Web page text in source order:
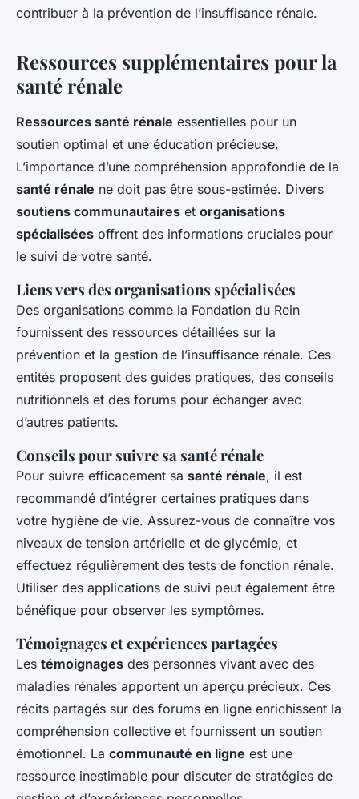
contribuer à la prévention de l’insuffisance rénale.
Ressources supplémentaires pour la
santé rénale
Ressources santé rénale essentielles pour un
soutien optimal et une éducation précieuse.
L’importance d’une compréhension approfondie de la
santé rénale ne doit pas être sous-estimée. Divers
soutiens communautaires et organisations
spécialisées offrent des informations cruciales pour
le suivi de votre santé.
Liens vers des organisations spécialisées
Des organisations comme la Fondation du Rein
fournissent des ressources détaillées sur la
prévention et la gestion de l’insuffisance rénale. Ces
entités proposent des guides pratiques, des conseils
nutritionnels et des forums pour échanger avec
d’autres patients.
Conseils pour suivre sa santé rénale
Pour suivre efficacement sa santé rénale, il est
recommandé d’intégrer certaines pratiques dans
votre hygiène de vie. Assurez-vous de connaître vos
niveaux de tension artérielle et de glycémie, et
effectuez régulièrement des tests de fonction rénale.
Utiliser des applications de suivi peut également être
bénéfique pour observer les symptômes.
Témoignages et expériences partagées
Les témoignages des personnes vivant avec des
maladies rénales apportent un aperçu précieux. Ces
récits partagés sur des forums en ligne enrichissent la
compréhension collective et fournissent un soutien
émotionnel. La communauté en ligne est une
ressource inestimable pour discuter de stratégies de